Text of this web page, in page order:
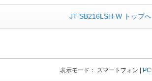
JT-SB216LSH-W トップへ
表示モード： スマートフォン PC